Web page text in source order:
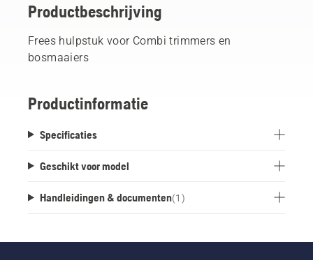
Productbeschrijving
Frees hulpstuk voor Combi trimmers en
bosmaaiers
Productinformatie
Specificaties
Geschikt voor model
Handleidingen & documenten(1 )